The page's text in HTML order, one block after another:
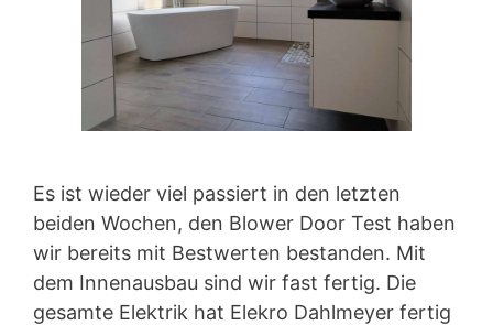
Es ist wieder viel passiert in den letzten
beiden Wochen, den Blower Door Test haben
wir bereits mit Bestwerten bestanden. Mit
dem Innenausbau sind wir fast fertig. Die
gesamte Elektrik hat Elekro Dahlmeyer fertig